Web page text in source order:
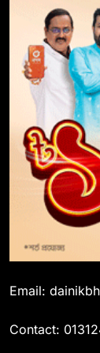
Email:
Contact: